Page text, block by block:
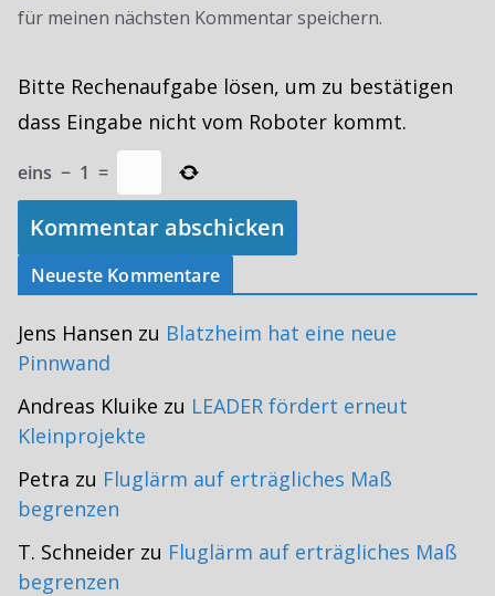
für meinen nächsten Kommentar speichern.
Bitte Rechenaufgabe lösen, um zu bestätigen
dass Eingabe nicht vom Roboter kommt.
eins − 1 =
Neueste Kommentare
Jens Hansen zu Blatzheim hat eine neue
Pinnwand
Andreas Kluike zu LEADER fördert erneut
Kleinprojekte
Petra zu Fluglärm auf erträgliches Maß
begrenzen
T. Schneider zu Fluglärm auf erträgliches Maß
begrenzen